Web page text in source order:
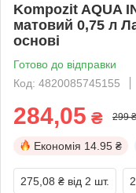
Kompozit AQUA
матовий 0,75 л
основі
Готово до відправки
Код: 4820085745155
284,05 ₴ 299 ₴
Економія 14.95 ₴
275,08 ₴ від 2 шт.